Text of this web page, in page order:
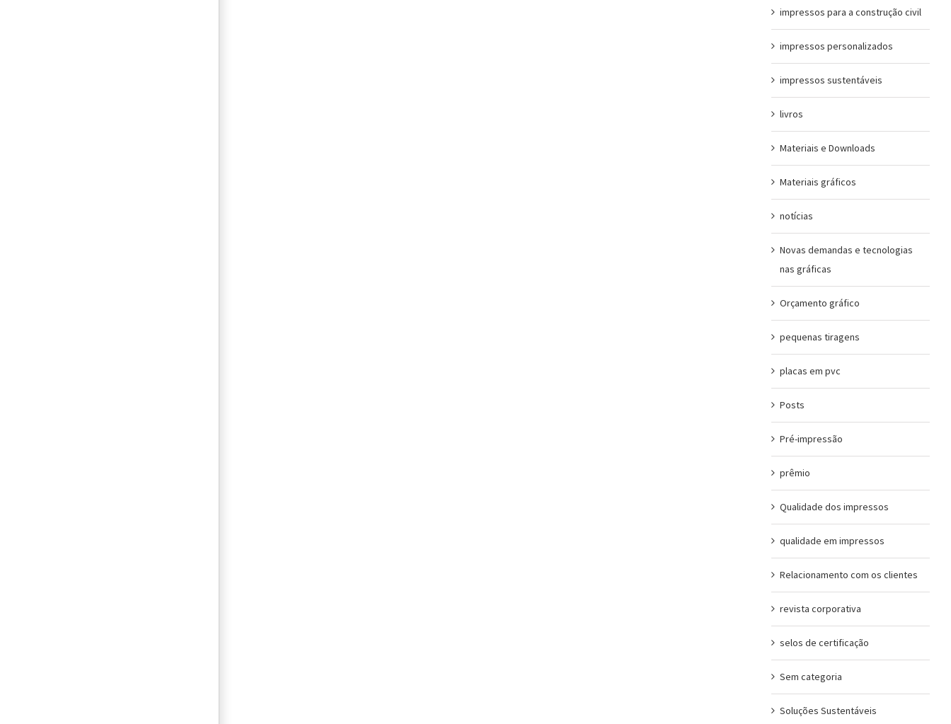
impressos para a construção civil
impressos personalizados
impressos sustentáveis
livros
Materiais e Downloads
Materiais gráficos
notícias
Novas demandas e tecnologias
nas gráficas
Orçamento gráfico
pequenas tiragens
placas em pvc
Posts
Pré-impressão
prêmio
Qualidade dos impressos
qualidade em impressos
Relacionamento com os clientes
revista corporativa
selos de certificação
Sem categoria
Soluções Sustentáveis